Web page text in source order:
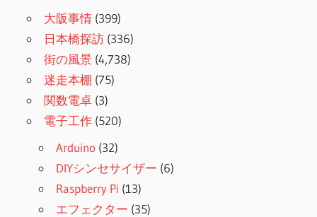
大阪事情 (399)
日本橋探訪 (336)
街の風景 (4,738)
迷走本棚 (75)
関数電卓 (3)
電子工作 (520)
Arduino (32)
DIYシンセサイザー (6)
Raspberry Pi (13)
エフェクター (35)